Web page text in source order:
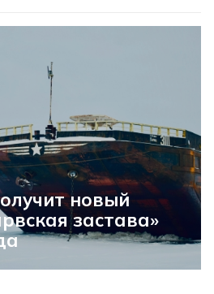
новый
застава»